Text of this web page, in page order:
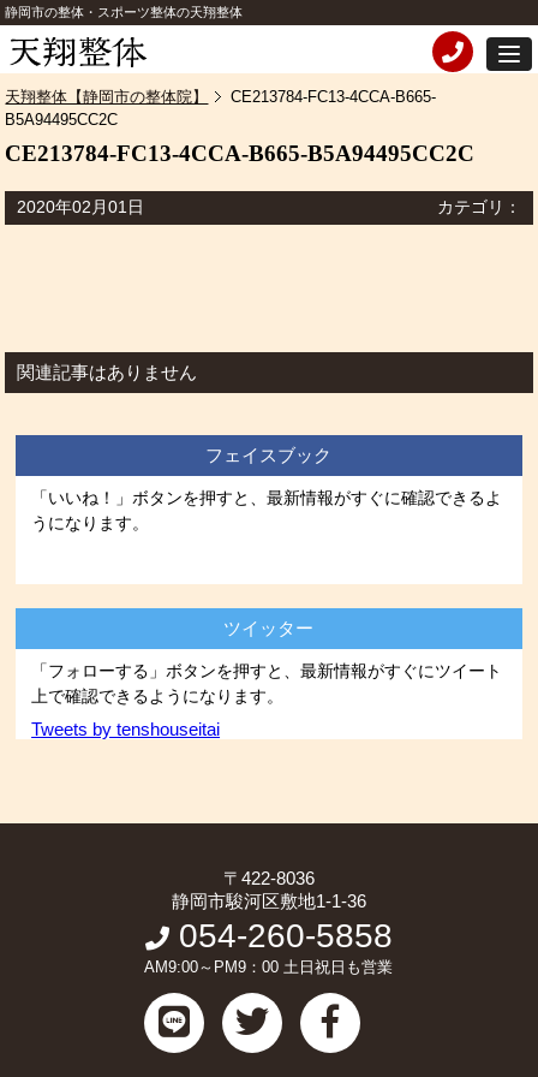
静岡市の整体・スポーツ整体の天翔整体
天翔整体【静岡市の整体院】
CE213784-FC13-4CCA-B665-
B5A94495CC2C
CE213784-FC13-4CCA-B665-B5A94495CC2C
2020年02月01日 カテゴリ：
関連記事はありません
フェイスブック
「いいね！」ボタンを押すと、最新情報がすぐに確認できるよ
うになります。
ツイッター
「フォローする」ボタンを押すと、最新情報がすぐにツイート
上で確認できるようになります。
Tweets by tenshouseitai
〒422-8036
静岡市駿河区敷地1-1-36
054-260-5858
AM9:00～PM9：00 土日祝日も営業